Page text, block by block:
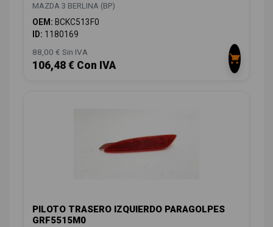
MAZDA 3 BERLINA (BP)
OEM: BCKC513F0
ID: 1180169
88,00 € Sin IVA
106,48 € Con IVA
PILOTO TRASERO IZQUIERDO PARAGOLPES
GRF5515M0